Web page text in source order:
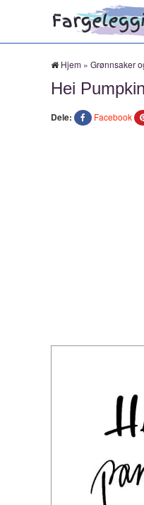
Hjem » Grønnsaker
Hei
Dele: Facebook